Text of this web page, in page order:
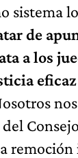
sistema
de
a los